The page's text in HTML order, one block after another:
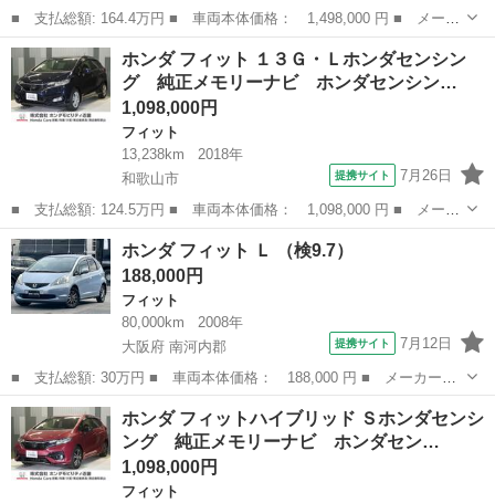
■ 支払総額: 164.4万円 ■ 車両本体価格： 1,498,000 円 ■ メーカ
ー名： ホンダ ■ 車種名： フィット ■ グレード名： ホーム
純正メモリーナビ ホンダセンシング ＬＥＤヘッドライト ＥＴ
Ｃ クルー...
和歌山 和歌山市 フィット
ホンダ フィット １３Ｇ・Ｌホンダセンシン
グ 純正メモリーナビ ホンダセンシン…
1,098,000円
フィット
13,238km
2018年
和歌山市
提携サイト 7月26日
■ 支払総額: 124.5万円 ■ 車両本体価格： 1,098,000 円 ■ メーカ
ー名： ホンダ ■ 車種名： フィット ■ グレード名： １３Ｇ・
Ｌホンダセンシング 純正メモリーナビ ホンダセンシング ＬＥＤ
ヘッドラ...
和歌山 和歌山市 フィット
ホンダ フィット Ｌ （検9.7）
188,000円
フィット
80,000km
2008年
大阪府 南河内郡
提携サイト 7月12日
■ 支払総額: 30万円 ■ 車両本体価格： 188,000 円 ■ メーカー
名： ホンダ ■ 車種名： フィット ■ グレード名： Ｌ ■ 排気
量： 1300cc ■ ドア枚数： 5D ■ ミッション： CVT ■ 店舗...
大阪 南河内郡 フィット
ホンダ フィットハイブリッド Ｓホンダセンシ
ング 純正メモリーナビ ホンダセン…
1,098,000円
フィット